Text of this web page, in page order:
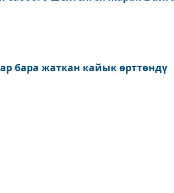
бара жаткан кайык өрттөндү